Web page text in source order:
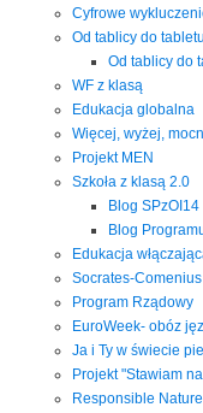
Cyfrowe
Od tablicy do tabletu
Od tablicy do
WF z klasą
Edukacja globalna
Więcej, wyżej,
Projekt MEN
Szkoła z klasą 2.0
Blog SPzOI14
Blog
Edukacja
Socrates-Comenius
Program Rządowy
EuroWeek- obóz
Ja i Ty w świecie
Projekt "Stawiam
Responsible